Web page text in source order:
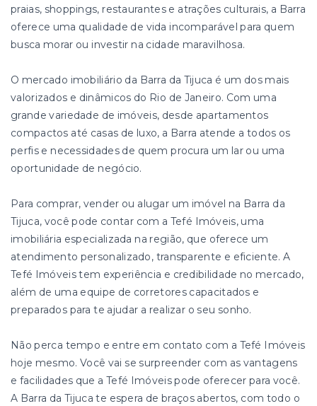
praias, shoppings, restaurantes e atrações culturais, a Barra
oferece uma qualidade de vida incomparável para quem
busca morar ou investir na cidade maravilhosa.
O mercado imobiliário da Barra da Tijuca é um dos mais
valorizados e dinâmicos do Rio de Janeiro. Com uma
grande variedade de imóveis, desde apartamentos
compactos até casas de luxo, a Barra atende a todos os
perfis e necessidades de quem procura um lar ou uma
oportunidade de negócio.
Para comprar, vender ou alugar um imóvel na Barra da
Tijuca, você pode contar com a Tefé Imóveis, uma
imobiliária especializada na região, que oferece um
atendimento personalizado, transparente e eficiente. A
Tefé Imóveis tem experiência e credibilidade no mercado,
além de uma equipe de corretores capacitados e
preparados para te ajudar a realizar o seu sonho.
Não perca tempo e entre em contato com a Tefé Imóveis
hoje mesmo. Você vai se surpreender com as vantagens
e facilidades que a Tefé Imóveis pode oferecer para você.
A Barra da Tijuca te espera de braços abertos, com todo o